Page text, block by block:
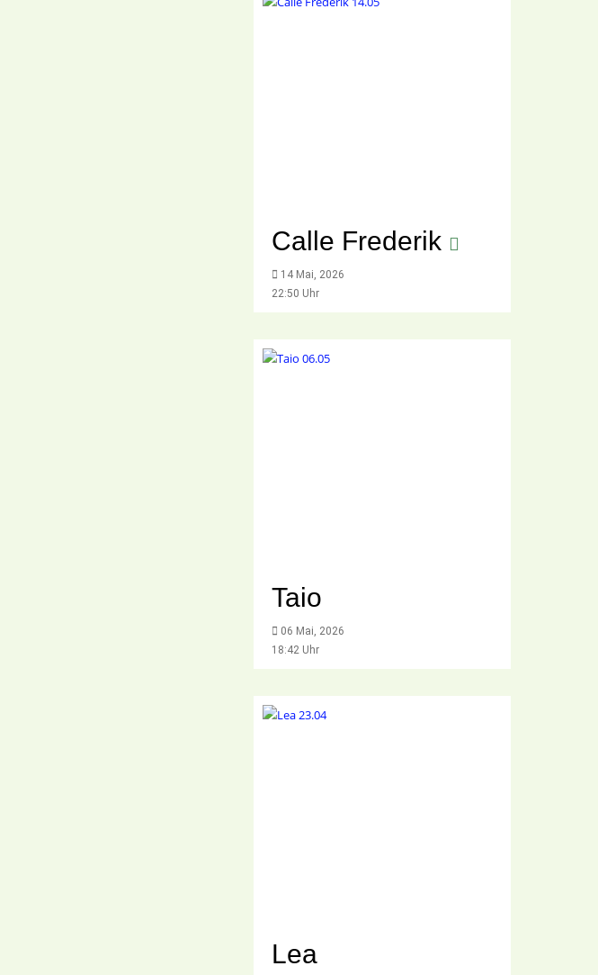
Calle Frederik
14 Mai, 2026
22:50 Uhr
Taio
06 Mai, 2026
18:42 Uhr
Lea